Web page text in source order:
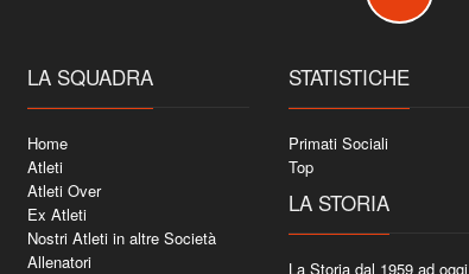
LA SQUADRA
Home
Atleti
Atleti Over
Ex Atleti
Nostri Atleti in altre Società
Allenatori
STATISTICHE
Primati Sociali
Top
LA STORIA
La Storia dal 1959 ad oggi